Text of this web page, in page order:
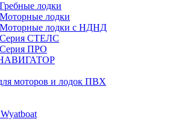
лодки
лодки
лодки с НДНД
СТЕЛС
ПРО
моторов и лодок ПВХ